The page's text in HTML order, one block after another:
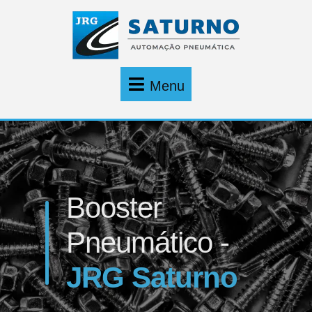
Menu
Booster
Pneumático -
JRG Saturno